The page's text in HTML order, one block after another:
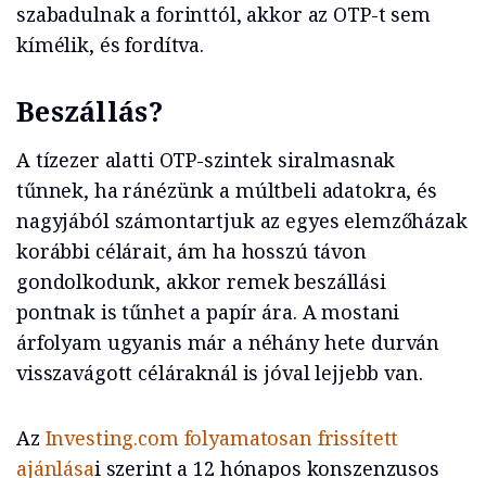
szabadulnak a forinttól, akkor az OTP-t sem
kímélik, és fordítva.
Beszállás?
A tízezer alatti OTP-szintek siralmasnak
tűnnek, ha ránézünk a múltbeli adatokra, és
nagyjából számontartjuk az egyes elemzőházak
korábbi célárait, ám ha hosszú távon
gondolkodunk, akkor remek beszállási
pontnak is tűnhet a papír ára. A mostani
árfolyam ugyanis már a néhány hete durván
visszavágott céláraknál is jóval lejjebb van.
Az Investing.com folyamatosan frissített
ajánlásai szerint a 12 hónapos konszenzusos